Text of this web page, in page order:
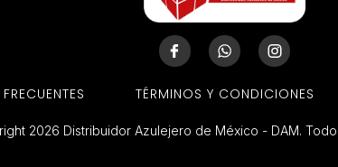
TÉRMINOS Y CONDICIONES
2026 Distribuidor Azulejero de México - DAM.